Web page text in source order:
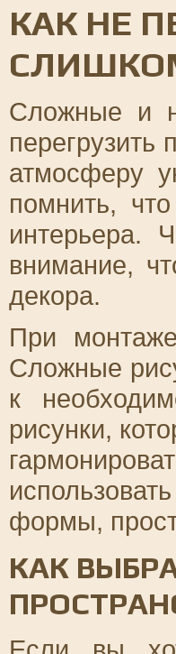
КАК НЕ
Сложные и
перегрузить
атмосферу
помнить,
интерьера.
внимание,
декора.
При
Сложные
к
рисунки,
формы,
КАК